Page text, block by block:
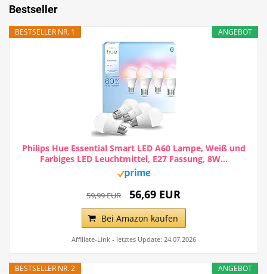
Bestseller
ANGEBOT
BESTSELLER NR. 1
Philips Hue Essential Smart LED A60 Lampe, Weiß und
Farbiges LED Leuchtmittel, E27 Fassung, 8W...
59,99 EUR 56,69 EUR
Bei Amazon kaufen
Affiliate-Link - letztes Update: 24.07.2026
ANGEBOT
BESTSELLER NR. 2